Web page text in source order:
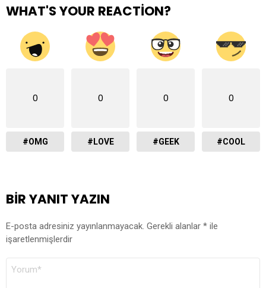
WHAT'S YOUR REACTION?
0
#OMG
0
#LOVE
0
#GEEK
0
#COOL
BIR YANIT YAZIN
E-posta adresiniz yayınlanmayacak. Gerekli alanlar * ile
işaretlenmişlerdir
YORUM